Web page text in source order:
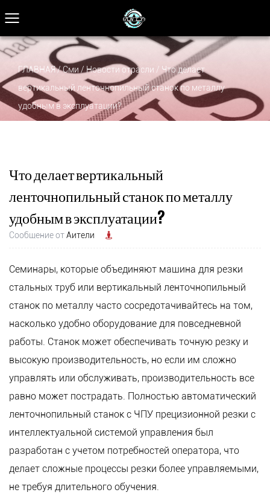
ГЛАВНАЯ/Сми / Новости отрасли / Что делает
вертикальный ленточнопильный станок по металлу
удобным в эксплуатации?
Что делает вертикальный
ленточнопильный станок по металлу
удобным в эксплуатации?
Сообщение отАители
Семинары, которые объединяют машина для резки
стальных труб или вертикальный ленточнопильный
станок по металлу часто сосредотачивайтесь на том,
насколько удобно оборудование для повседневной
работы. Станок может обеспечивать точную резку и
высокую производительность, но если им сложно
управлять или обслуживать, производительность все
равно может пострадать. Полностью автоматический
ленточнопильный станок с ЧПУ прецизионной резки с
интеллектуальной системой управления был
разработан с учетом потребностей оператора, что
делает сложные процессы резки более управляемыми,
не требуя длительного обучения.